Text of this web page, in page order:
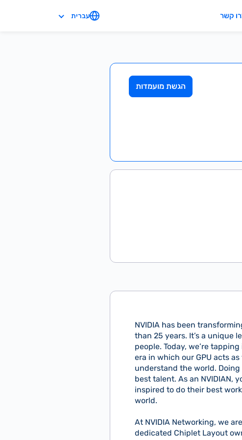
קשר עברית
הגשת מועמדות
NVIDIA has been
than 25 years. It’s a unique
people. Today, we’re
era in which our GPU acts
understand the world. Doing
best talent. As an NVIDIAN,
inspired to do their best
world.
At NVIDIA Networking, we
dedicated Chiplet Layout